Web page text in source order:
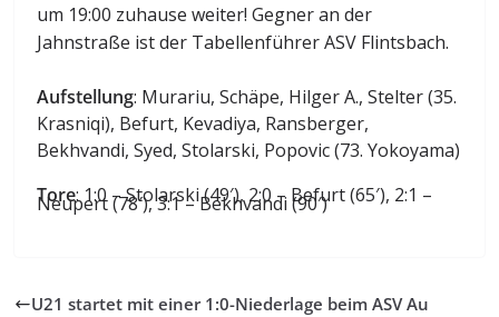
um 19:00 zuhause weiter! Gegner an der
Jahnstraße ist der Tabellenführer ASV Flintsbach.
Aufstellung: Murariu, Schäpe, Hilger A., Stelter (35.
Krasniqi), Befurt, Kevadiya, Ransberger,
Bekhvandi, Syed, Stolarski, Popovic (73. Yokoyama)
Tore: 1:0 – Stolarski (49′), 2:0 – Befurt (65′), 2:1 –
Neupert (78′), 3:1 – Bekhvandi (90′)
U21 startet mit einer 1:0-Niederlage beim ASV Au